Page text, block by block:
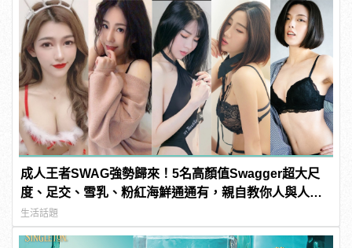
成人王者SWAG強勢歸來！5名高顏值Swagger超大尺
度、足交、雪乳、粉紅海鮮通通有，親自教你人與人的
連結！ | manfashion這樣變型男
生活話題